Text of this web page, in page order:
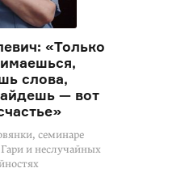
«Только
слова,
— вот
семинаре
и неслучайных